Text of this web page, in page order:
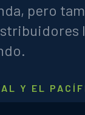
pero
Y EL